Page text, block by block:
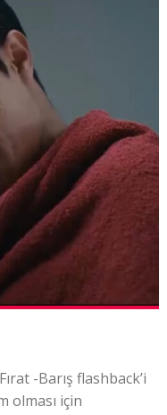
-Barış flashback’i
olması için